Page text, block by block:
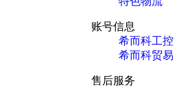
账号信息
希而科工控
希而科贸易
售后服务